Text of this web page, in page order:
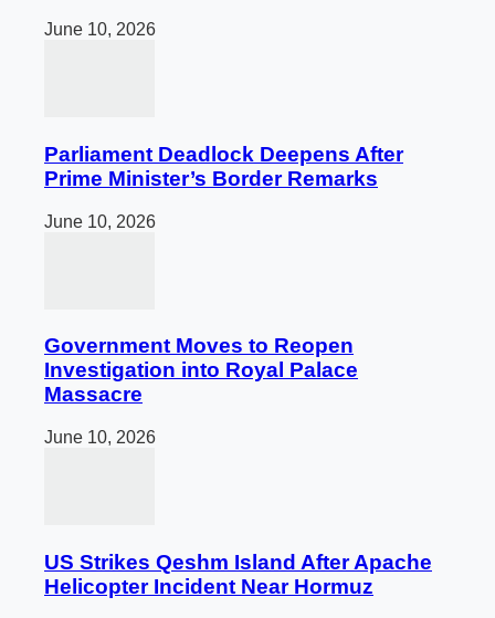
June 10, 2026
Parliament Deadlock Deepens After
Prime Minister’s Border Remarks
June 10, 2026
Government Moves to Reopen
Investigation into Royal Palace
Massacre
June 10, 2026
US Strikes Qeshm Island After Apache
Helicopter Incident Near Hormuz